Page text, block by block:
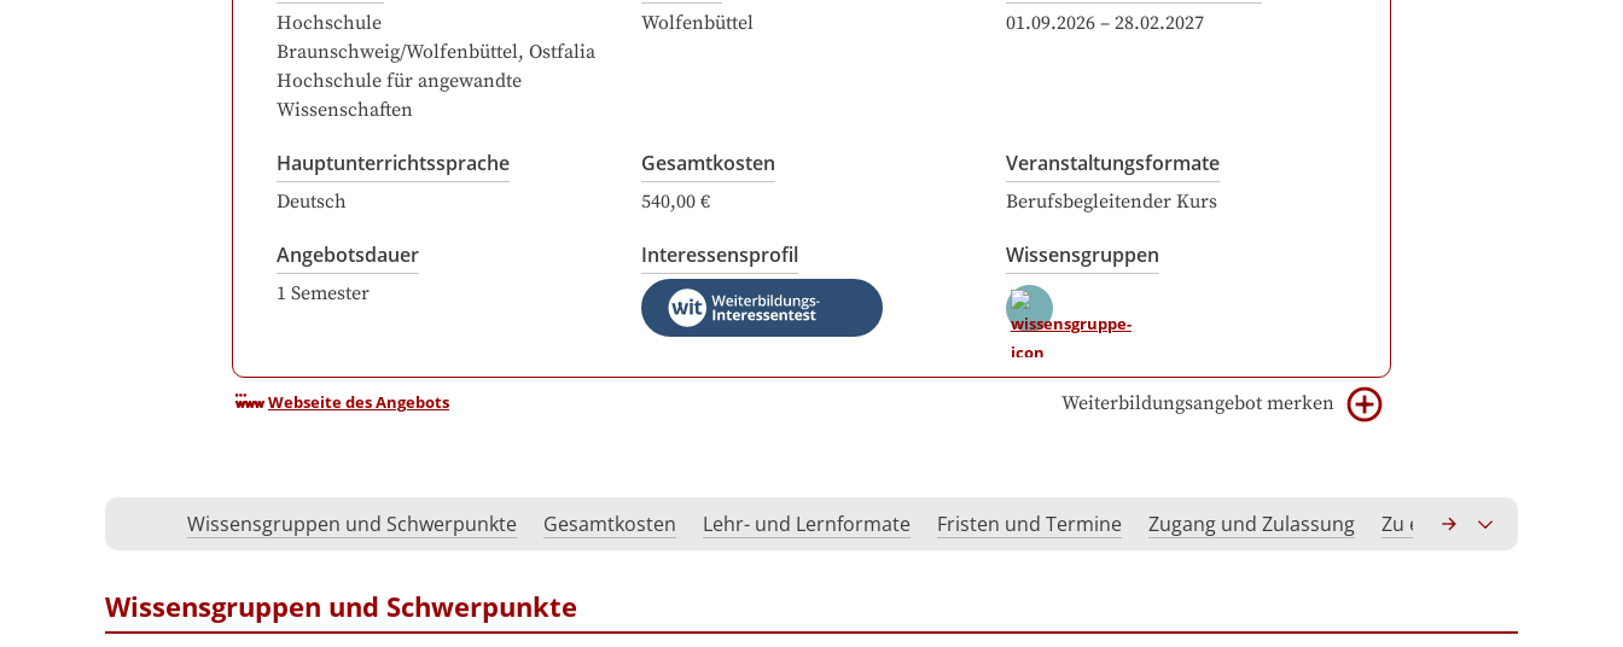
Hochschule
Braunschweig/Wolfenbüttel, Ostfalia
Hochschule für angewandte
Wissenschaften
Wolfenbüttel 01.09.2026 – 28.02.2027
Hauptunterrichtssprache
Deutsch
Gesamtkosten
540,00 €
Veranstaltungsformate
Berufsbegleitender Kurs
Angebotsdauer
1 Semester
Interessensprofil Wissensgruppen
Webseite des Angebots Weiterbildungsangebot merken
Wissensgruppen und Schwerpunkte Gesamtkosten Lehr- und Lernformate Fristen und Termine Zugang und Zulassung Zu erwerbende
Wissensgruppen und Schwerpunkte